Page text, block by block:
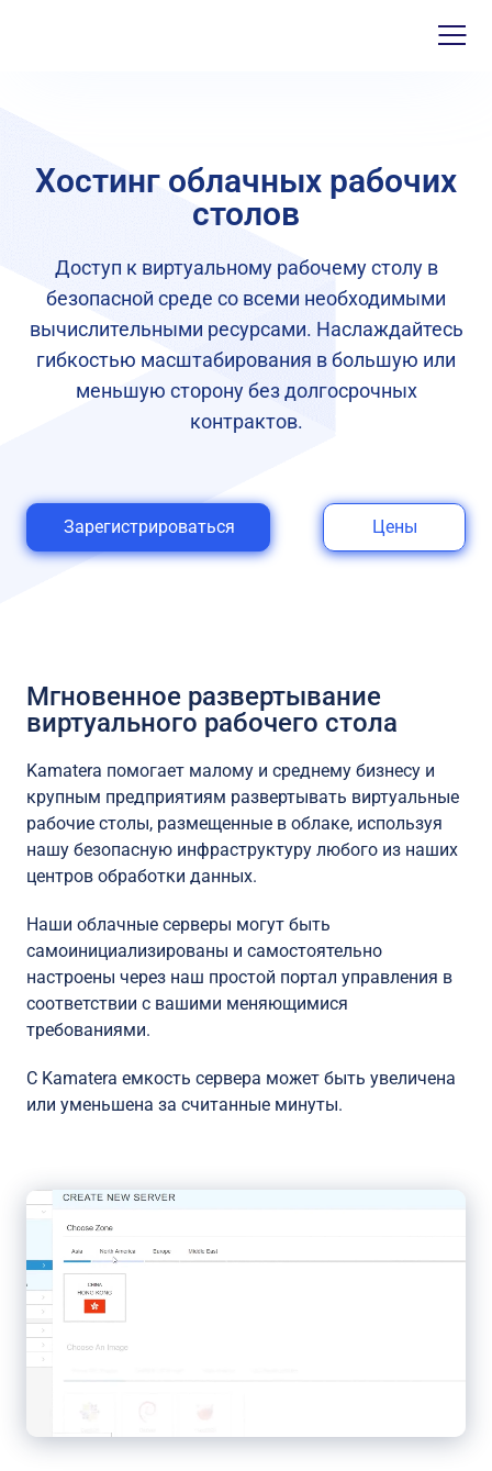
Хостинг облачных рабочих
столов
Доступ к виртуальному рабочему столу в
безопасной среде со всеми необходимыми
вычислительными ресурсами. Наслаждайтесь
гибкостью масштабирования в большую или
меньшую сторону без долгосрочных
контрактов.
Зарегистрироваться Цены
Мгновенное развертывание
виртуального рабочего стола
Kamatera помогает малому и среднему бизнесу и
крупным предприятиям развертывать виртуальные
рабочие столы, размещенные в облаке, используя
нашу безопасную инфраструктуру любого из наших
центров обработки данных.
Наши облачные серверы могут быть
самоинициализированы и самостоятельно
настроены через наш простой портал управления в
соответствии с вашими меняющимися
требованиями.
С Kamatera емкость сервера может быть увеличена
или уменьшена за считанные минуты.